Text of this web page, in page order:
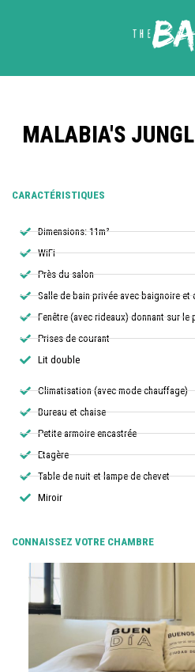
MALABIA'S
CARACTÉRISTIQUES
Dimensions: 11m²
WiFi
Près du salon
Salle de bain privée avec baignoire et
Fenêtre (avec rideaux) donnant sur le
Prises de courant
Lit double
Climatisation (avec mode chauffage)
Bureau et chaise
Petite armoire encastrée
Etagère
Table de nuit et lampe de chevet
Miroir
CONNAISSEZ VOTRE CHAMBRE